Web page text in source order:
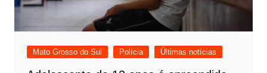
Mato Grosso do Sul Polícia Últimas notícias